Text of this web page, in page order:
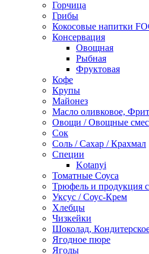
Горчица
Грибы
Кокосовые напитки
Консервация
Овощная
Рыбная
Фруктовая
Кофе
Крупы
Майонез
Масло оливковое,
Овощи / Овощные
Сок
Соль / Сахар / Крахмал
Специи
Kotanyi
Томатные Соуса
Трюфель и продукция
Уксус / Соус-Крем
Хлебцы
Чизкейки
Шоколад,
Ягодное пюре
Ягоды